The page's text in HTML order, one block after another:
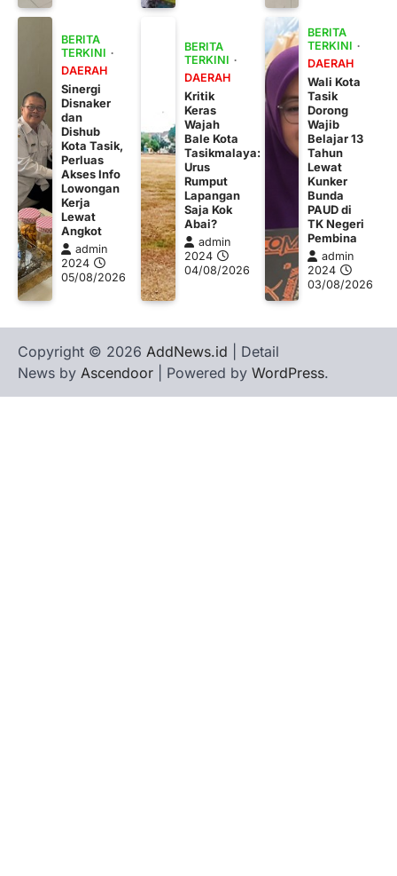
BERITA
TERKINI
DAERAH
Sinergi
Disnaker
dan
Dishub
Kota Tasik,
Perluas
Akses Info
Lowongan
Kerja
Lewat
Angkot
admin
2024
05/08/2026
BERITA
TERKINI
DAERAH
Kritik
Keras
Wajah
Bale Kota
Tasikmalaya:
Urus
Rumput
Lapangan
Saja Kok
Abai?
admin
2024
04/08/2026
BERITA
TERKINI
DAERAH
Wali Kota
Tasik
Dorong
Wajib
Belajar 13
Tahun
Lewat
Kunker
Bunda
PAUD di
TK Negeri
Pembina
admin
2024
03/08/2026
Copyright © 2026 AddNews.id | Detail
News by Ascendoor | Powered by WordPress.